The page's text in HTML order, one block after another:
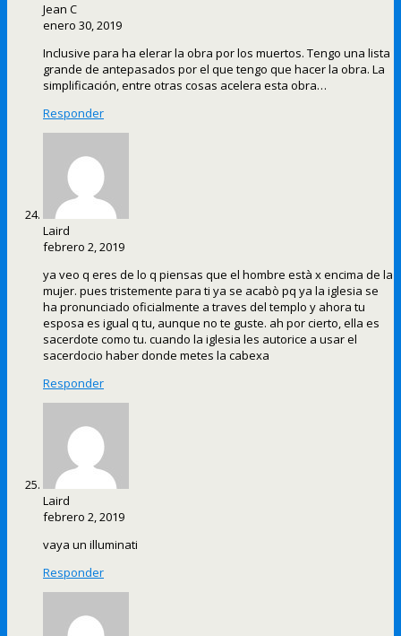
Jean C
enero 30, 2019
Inclusive para ha elerar la obra por los muertos. Tengo una lista
grande de antepasados por el que tengo que hacer la obra. La
simplificación, entre otras cosas acelera esta obra…
Responder
Laird
febrero 2, 2019
ya veo q eres de lo q piensas que el hombre està x encima de la
mujer. pues tristemente para ti ya se acabò pq ya la iglesia se
ha pronunciado oficialmente a traves del templo y ahora tu
esposa es igual q tu, aunque no te guste. ah por cierto, ella es
sacerdote como tu. cuando la iglesia les autorice a usar el
sacerdocio haber donde metes la cabexa
Responder
Laird
febrero 2, 2019
vaya un illuminati
Responder